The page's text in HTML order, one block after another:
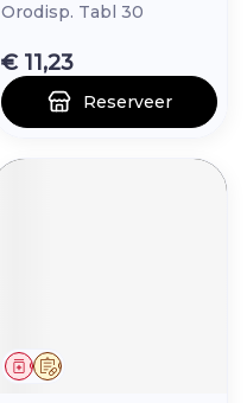
Orodisp. Tabl 30
€ 11,23
Reserveer
Op voorschrift
Geneesmiddel